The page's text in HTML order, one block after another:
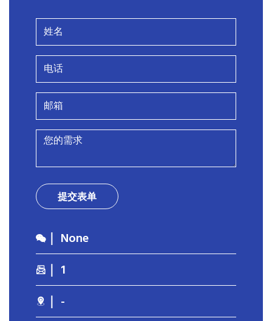
提交表单
｜ None
｜ 1
｜ -